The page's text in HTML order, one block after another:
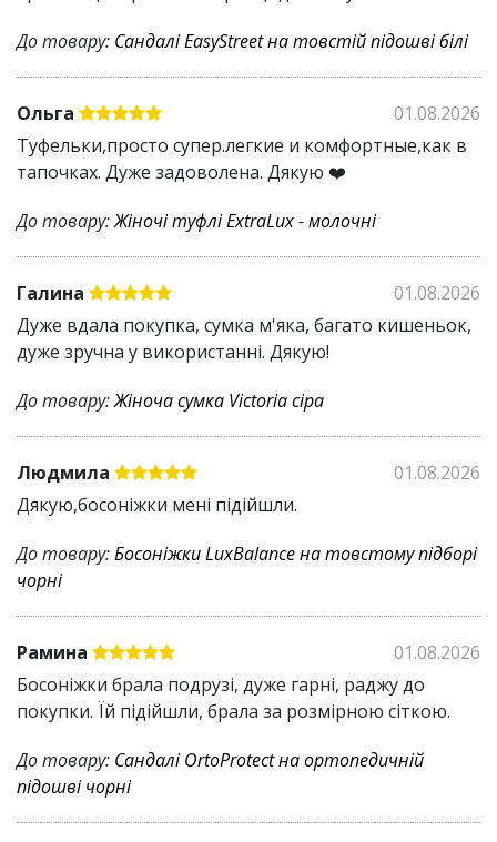
До товару: Сандалі EasyStreet на товстій підошві білі
Ольга
01.08.2026
Туфельки,просто супер.легкие и комфортные,как в
тапочках. Дуже задоволена. Дякую ❤️
До товару:Жіночі туфлі ExtraLux - молочні
Галина
01.08.2026
Дуже вдала покупка, сумка м'яка, багато кишеньок,
дуже зручна у використанні. Дякую!
До товару:Жіноча сумка Victoria сіра
Людмила
01.08.2026
Дякую,босоніжки мені підійшли.
До товару:Босоніжки LuxBalance на товстому підборі
чорні
Рамина
01.08.2026
Босоніжки брала подрузі, дуже гарні, раджу до
покупки. Їй підійшли, брала за розмірною сіткою.
До товару: Сандалі OrtoProtect на ортопедичній
підошві чорні